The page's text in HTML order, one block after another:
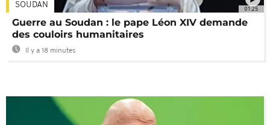
01:25
SOUDAN
Guerre au Soudan : le pape Léon XIV demande
des couloirs humanitaires
Il y a 18 minutes